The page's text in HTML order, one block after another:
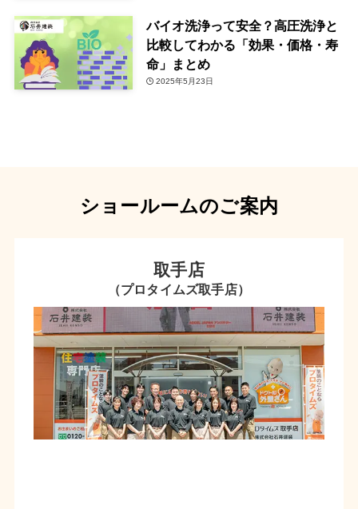
バイオ洗浄って安全？高圧洗浄と
比較してわかる「効果・価格・寿
命」まとめ
2025年5月23日
ショールームのご案内
取手店
（プロタイムズ取手店）